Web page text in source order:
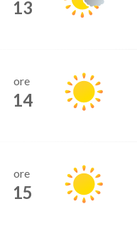
13
ore
14
ore
15